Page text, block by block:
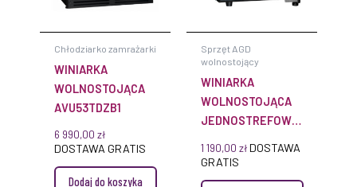
Chłodziarko zamrażarki
WINIARKA
WOLNOSTOJĄCA
AVU53TDZB1
6 990,00 zł
DOSTAWA GRATIS
Dodaj do koszyka
Sprzęt AGD
wolnostojący
WINIARKA
WOLNOSTOJĄCA
JEDNOSTREFOWA
1 190,00 zł DOSTAWA
GRATIS